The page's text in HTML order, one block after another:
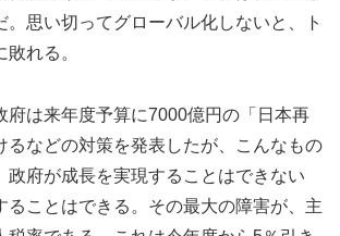
。思い切ってグローバル化しないと、ト
れる。
府は来年度予算に7000億円の「日本再
るなどの対策を発表したが、こんなもの
政府が成長を実現することはできない
ることはできる。その最大の障害が、主